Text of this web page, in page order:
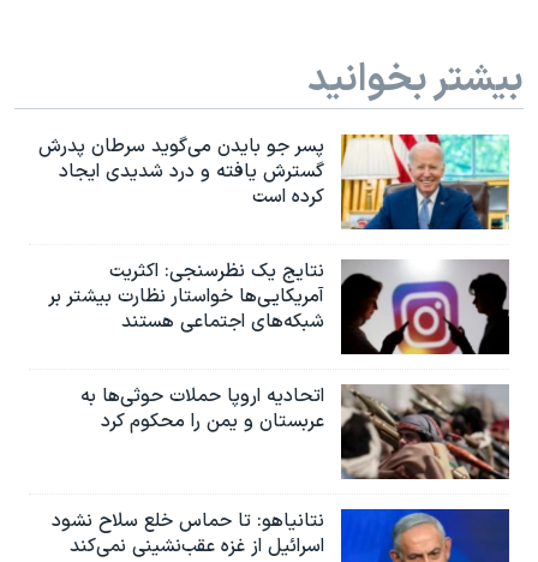
بیشتر بخوانید
پسر جو بایدن می‌گوید سرطان پدرش
گسترش یافته و درد شدیدی ایجاد
کرده است
نتایج یک نظرسنجی: اکثریت
آمریکایی‌ها خواستار نظارت بیشتر بر
شبکه‌های اجتماعی هستند
اتحادیه اروپا حملات حوثی‌ها به
عربستان و یمن را محکوم کرد
نتانیاهو: تا حماس خلع سلاح نشود
اسرائیل از غزه عقب‌نشینی نمی‌کند